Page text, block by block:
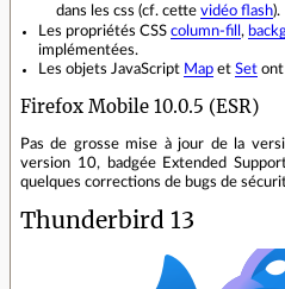
dans les css (cf. cette vidéo flash).
Les propriétés CSS column-fill ,
implémentées.
Les objets JavaScript Map et Set ont
Firefox Mobile 10.0.5 (ESR)
Pas de grosse mise à jour de la
version 10, badgée Extended
quelques corrections de bugs de
Thunderbird 13